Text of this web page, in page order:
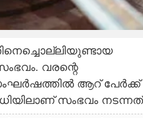
വരന്റെ
ആറ് പേർക്ക്
സംഭവം